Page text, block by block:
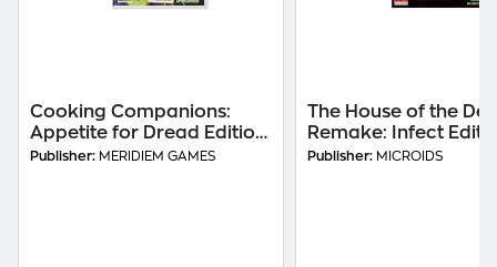
Cooking Companions:
Appetite for Dread Edition
- Nintendo Switch
Publisher: MERIDIEM GAMES
The House of the
Remake: Infect
Nintendo Switch
Publisher: MICROIDS